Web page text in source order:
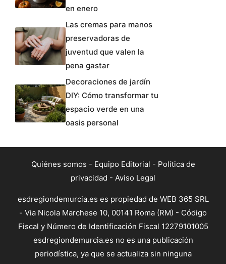
en enero
Las cremas para manos
preservadoras de
juventud que valen la
pena gastar
Decoraciones de jardín
DIY: Cómo transformar tu
espacio verde en una
oasis personal
Quiénes somos - Equipo Editorial - Política de
privacidad - Aviso Legal
esdregiondemurcia.es es propiedad de WEB 365 SRL
- Via Nicola Marchese 10, 00141 Roma (RM) - Código
Fiscal y Número de Identificación Fiscal 12279101005
esdregiondemurcia.es no es una publicación
periodística, ya que se actualiza sin ninguna